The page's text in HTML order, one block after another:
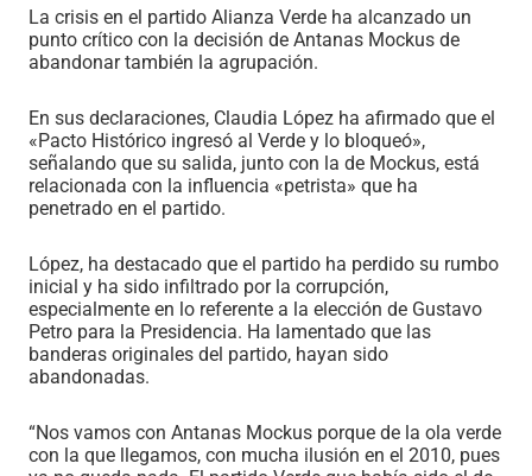
La crisis en el partido Alianza Verde ha alcanzado un
punto crítico con la decisión de Antanas Mockus de
abandonar también la agrupación.
En sus declaraciones, Claudia López ha afirmado que el
«Pacto Histórico ingresó al Verde y lo bloqueó»,
señalando que su salida, junto con la de Mockus, está
relacionada con la influencia «petrista» que ha
penetrado en el partido.
López, ha destacado que el partido ha perdido su rumbo
inicial y ha sido infiltrado por la corrupción,
especialmente en lo referente a la elección de Gustavo
Petro para la Presidencia. Ha lamentado que las
banderas originales del partido, hayan sido
abandonadas.
“Nos vamos con Antanas Mockus porque de la ola verde
con la que llegamos, con mucha ilusión en el 2010, pues